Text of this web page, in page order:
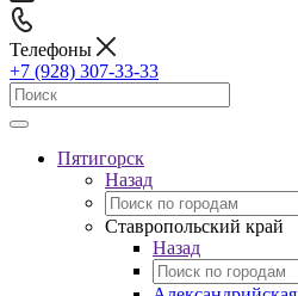
Телефоны
+7 (928) 307-33-33
Пятигорск
Назад
Ставропольский край
Назад